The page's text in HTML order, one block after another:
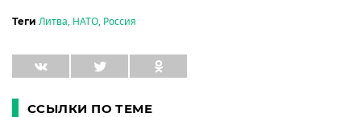
Теги Литва, НАТО, Россия
ССЫЛКИ ПО ТЕМЕ